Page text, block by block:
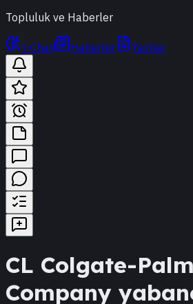
Topluluk ve Haberler
t-Chat Haberler Yazılar
CL Colgate-
Company